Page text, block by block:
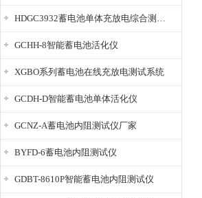
HDGC3932蓄电池单体充放电综合测试仪
GCHH-8智能蓄电池活化仪
XGBO系列蓄电池在线充放电测试系统
GCDH-D智能蓄电池单体活化仪
GCNZ-A蓄电池内阻测试仪厂家
BYFD-6蓄电池内阻测试仪
GDBT-8610P智能蓄电池内阻测试仪